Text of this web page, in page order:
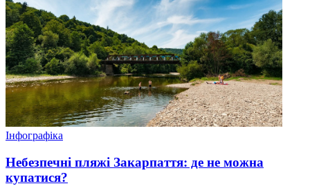
Інфографіка
Небезпечні пляжі Закарпаття: де не можна
купатися?